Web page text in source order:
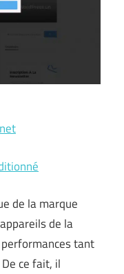
de la marque
de la
tant
ce fait, il